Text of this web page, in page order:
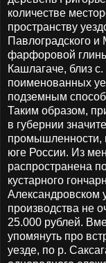
количестве
пространству
Павлоградского
фарфоровой
Кашлагаче, близ
поименованных
подземным
Таким образом,
в губернии
промышленности,
юге России. Из
распространена
кустарного
Александровском
производства не
25.000 рублей.
упомянуть про
уезде, по р.